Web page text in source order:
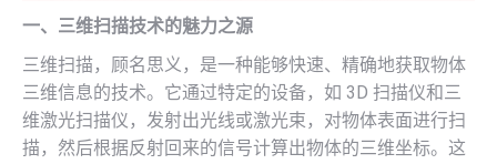
一、三维扫描技术的魅力之源
三维扫描，顾名思义，是一种能够快速、精确地获取物体
三维信息的技术。它通过特定的设备，如 3D 扫描仪和三
维激光扫描仪，发射出光线或激光束，对物体表面进行扫
描，然后根据反射回来的信号计算出物体的三维坐标。这